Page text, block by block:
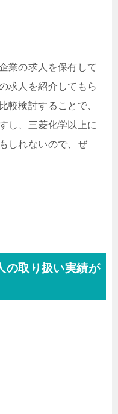
業の求人を保有して
求人を紹介してもら
較検討することで、
し、三菱化学以上に
しれないので、ぜ
の取り扱い実績が